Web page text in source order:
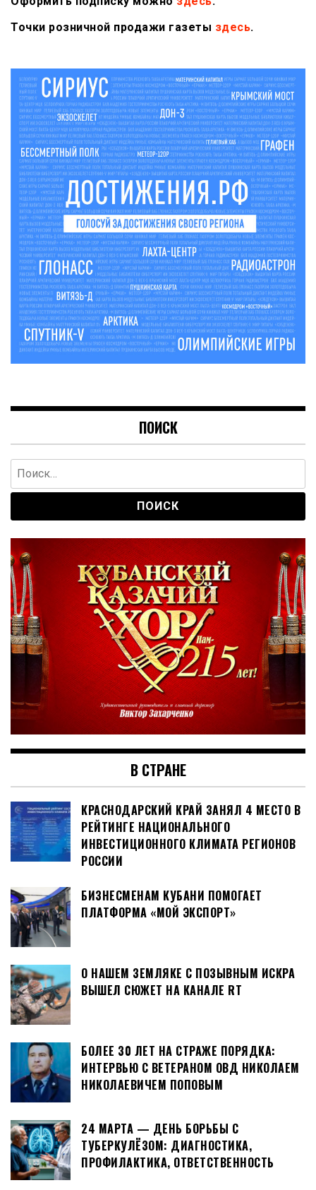
Точки розничной продажи газеты здесь.
ПОИСК
Найти:
В СТРАНЕ
КРАСНОДАРСКИЙ КРАЙ ЗАНЯЛ 4 МЕСТО В
РЕЙТИНГЕ НАЦИОНАЛЬНОГО
ИНВЕСТИЦИОННОГО КЛИМАТА РЕГИОНОВ
РОССИИ
БИЗНЕСМЕНАМ КУБАНИ ПОМОГАЕТ
ПЛАТФОРМА «МОЙ ЭКСПОРТ»
О НАШЕМ ЗЕМЛЯКЕ С ПОЗЫВНЫМ ИСКРА
ВЫШЕЛ СЮЖЕТ НА КАНАЛЕ RT
БОЛЕЕ 30 ЛЕТ НА СТРАЖЕ ПОРЯДКА:
ИНТЕРВЬЮ С ВЕТЕРАНОМ ОВД НИКОЛАЕМ
НИКОЛАЕВИЧЕМ ПОПОВЫМ
24 МАРТА — ДЕНЬ БОРЬБЫ С
ТУБЕРКУЛЁЗОМ: ДИАГНОСТИКА,
ПРОФИЛАКТИКА, ОТВЕТСТВЕННОСТЬ